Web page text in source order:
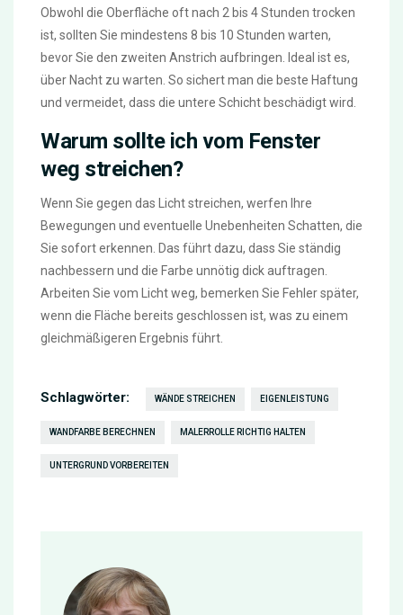
Obwohl die Oberfläche oft nach 2 bis 4 Stunden trocken
ist, sollten Sie mindestens 8 bis 10 Stunden warten,
bevor Sie den zweiten Anstrich aufbringen. Ideal ist es,
über Nacht zu warten. So sichert man die beste Haftung
und vermeidet, dass die untere Schicht beschädigt wird.
Warum sollte ich vom Fenster
weg streichen?
Wenn Sie gegen das Licht streichen, werfen Ihre
Bewegungen und eventuelle Unebenheiten Schatten, die
Sie sofort erkennen. Das führt dazu, dass Sie ständig
nachbessern und die Farbe unnötig dick auftragen.
Arbeiten Sie vom Licht weg, bemerken Sie Fehler später,
wenn die Fläche bereits geschlossen ist, was zu einem
gleichmäßigeren Ergebnis führt.
Schlagwörter: WÄNDE STREICHEN EIGENLEISTUNG
WANDFARBE BERECHNEN MALERROLLE RICHTIG HALTEN
UNTERGRUND VORBEREITEN